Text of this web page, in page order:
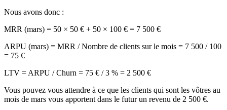
Nous avons donc :
MRR (mars) = 50 × 50 € + 50 × 100 € = 7 500 €
ARPU (mars) = MRR / Nombre de clients sur le mois = 7 500 / 100
= 75 €
LTV = ARPU / Churn = 75 € / 3 % = 2 500 €
Vous pouvez vous attendre à ce que les clients qui sont les vôtres au
mois de mars vous apportent dans le futur un revenu de 2 500 €.